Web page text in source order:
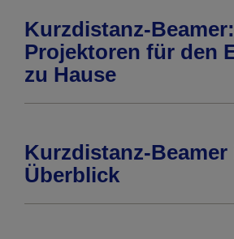
Kurzdistanz-Beamer:
Projektoren für den
zu Hause
Kurzdistanz-Beamer
Überblick